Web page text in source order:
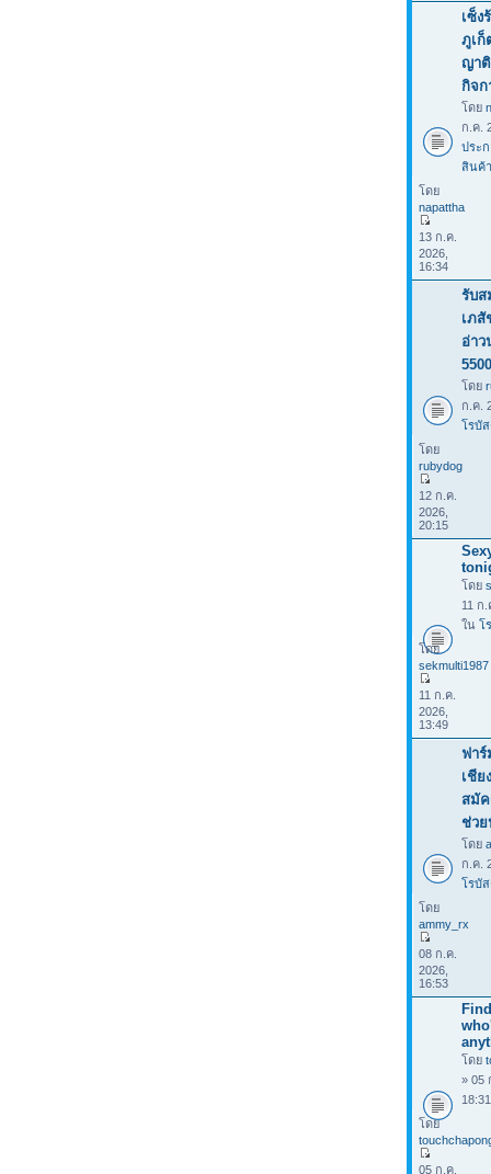
เซ็ง
ภูเก็
ญา
กิจก
โดย
ก.ค.
ประ
สินค้า
โดย
napattha
13 ก.ค.
2026,
16:34
รับส
เภ
อ่าว
โดย
ก.ค.
โรบั
โดย
rubydog
12 ก.ค.
2026,
20:15
โดย
11 ก.
ใน โ
โดย
sekmulti1987
11 ก.ค.
2026,
13:49
ฟา
เชีย
สมัค
ช่วย
โดย
ก.ค.
โรบั
โดย
ammy_rx
08 ก.ค.
2026,
16:53
โดย
» 05
โดย
05 ก.ค.